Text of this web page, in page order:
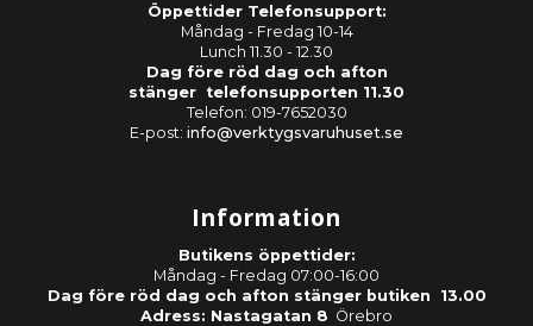
Öppettider Telefonsupport:
Måndag - Fredag 10-14
Lunch 11.30 - 12.30
Dag före röd dag och afton
stänger telefonsupporten 11.30
Telefon: 019-7652030
E-post: info@verktygsvaruhuset.se
Information
Butikens öppettider:
Måndag - Fredag 07:00-16:00
Dag före röd dag och afton stänger butiken 13.00
Adress: Nastagatan 8 Örebro